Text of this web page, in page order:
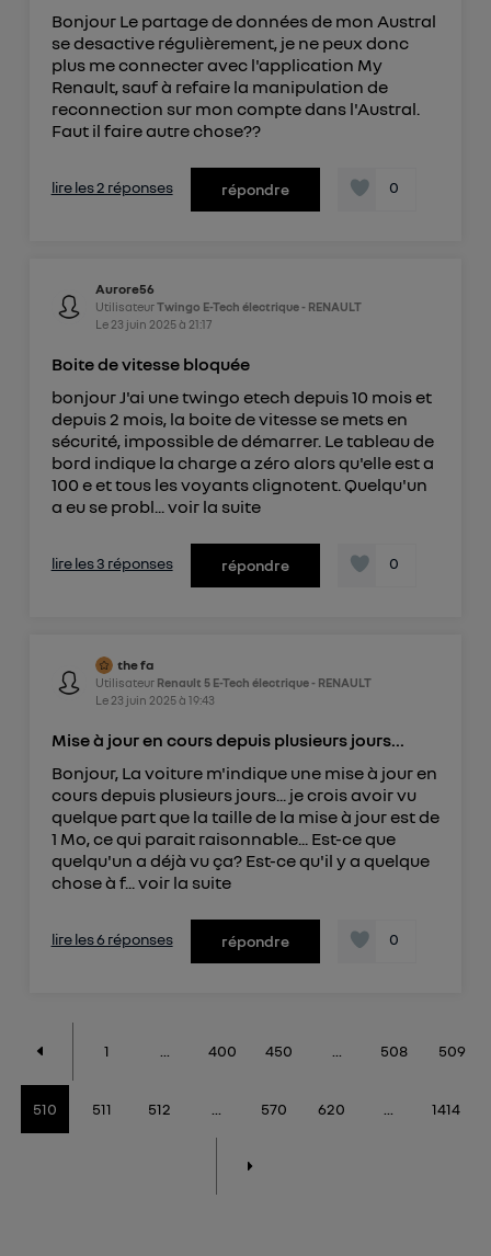
Bonjour Le partage de données de mon Austral
se desactive régulièrement, je ne peux donc
plus me connecter avec l'application My
Renault, sauf à refaire la manipulation de
reconnection sur mon compte dans l'Austral.
Faut il faire autre chose??
lire les 2 réponses répondre 0
Aurore56
UtilisateurTwingo E-Tech électrique - RENAULT
Le 23 juin 2025à 21:17
Boite de vitesse bloquée
bonjour J'ai une twingo etech depuis 10 mois et
depuis 2 mois, la boite de vitesse se mets en
sécurité, impossible de démarrer. Le tableau de
bord indique la charge a zéro alors qu'elle est a
100 e et tous les voyants clignotent. Quelqu'un
a eu se probl... voir la suite
lire les 3 réponses répondre 0
the fa
Utilisateur Renault 5 E-Tech électrique - RENAULT
Le 23 juin 2025à 19:43
Mise à jour en cours depuis plusieurs jours...
Bonjour, La voiture m'indique une mise à jour en
cours depuis plusieurs jours... je crois avoir vu
quelque part que la taille de la mise à jour est de
1 Mo, ce qui parait raisonnable... Est-ce que
quelqu'un a déjà vu ça? Est-ce qu'il y a quelque
chose à f...voir la suite
lire les 6 réponses répondre 0
1 400 450 508 509
510 511 512 570 620 1414